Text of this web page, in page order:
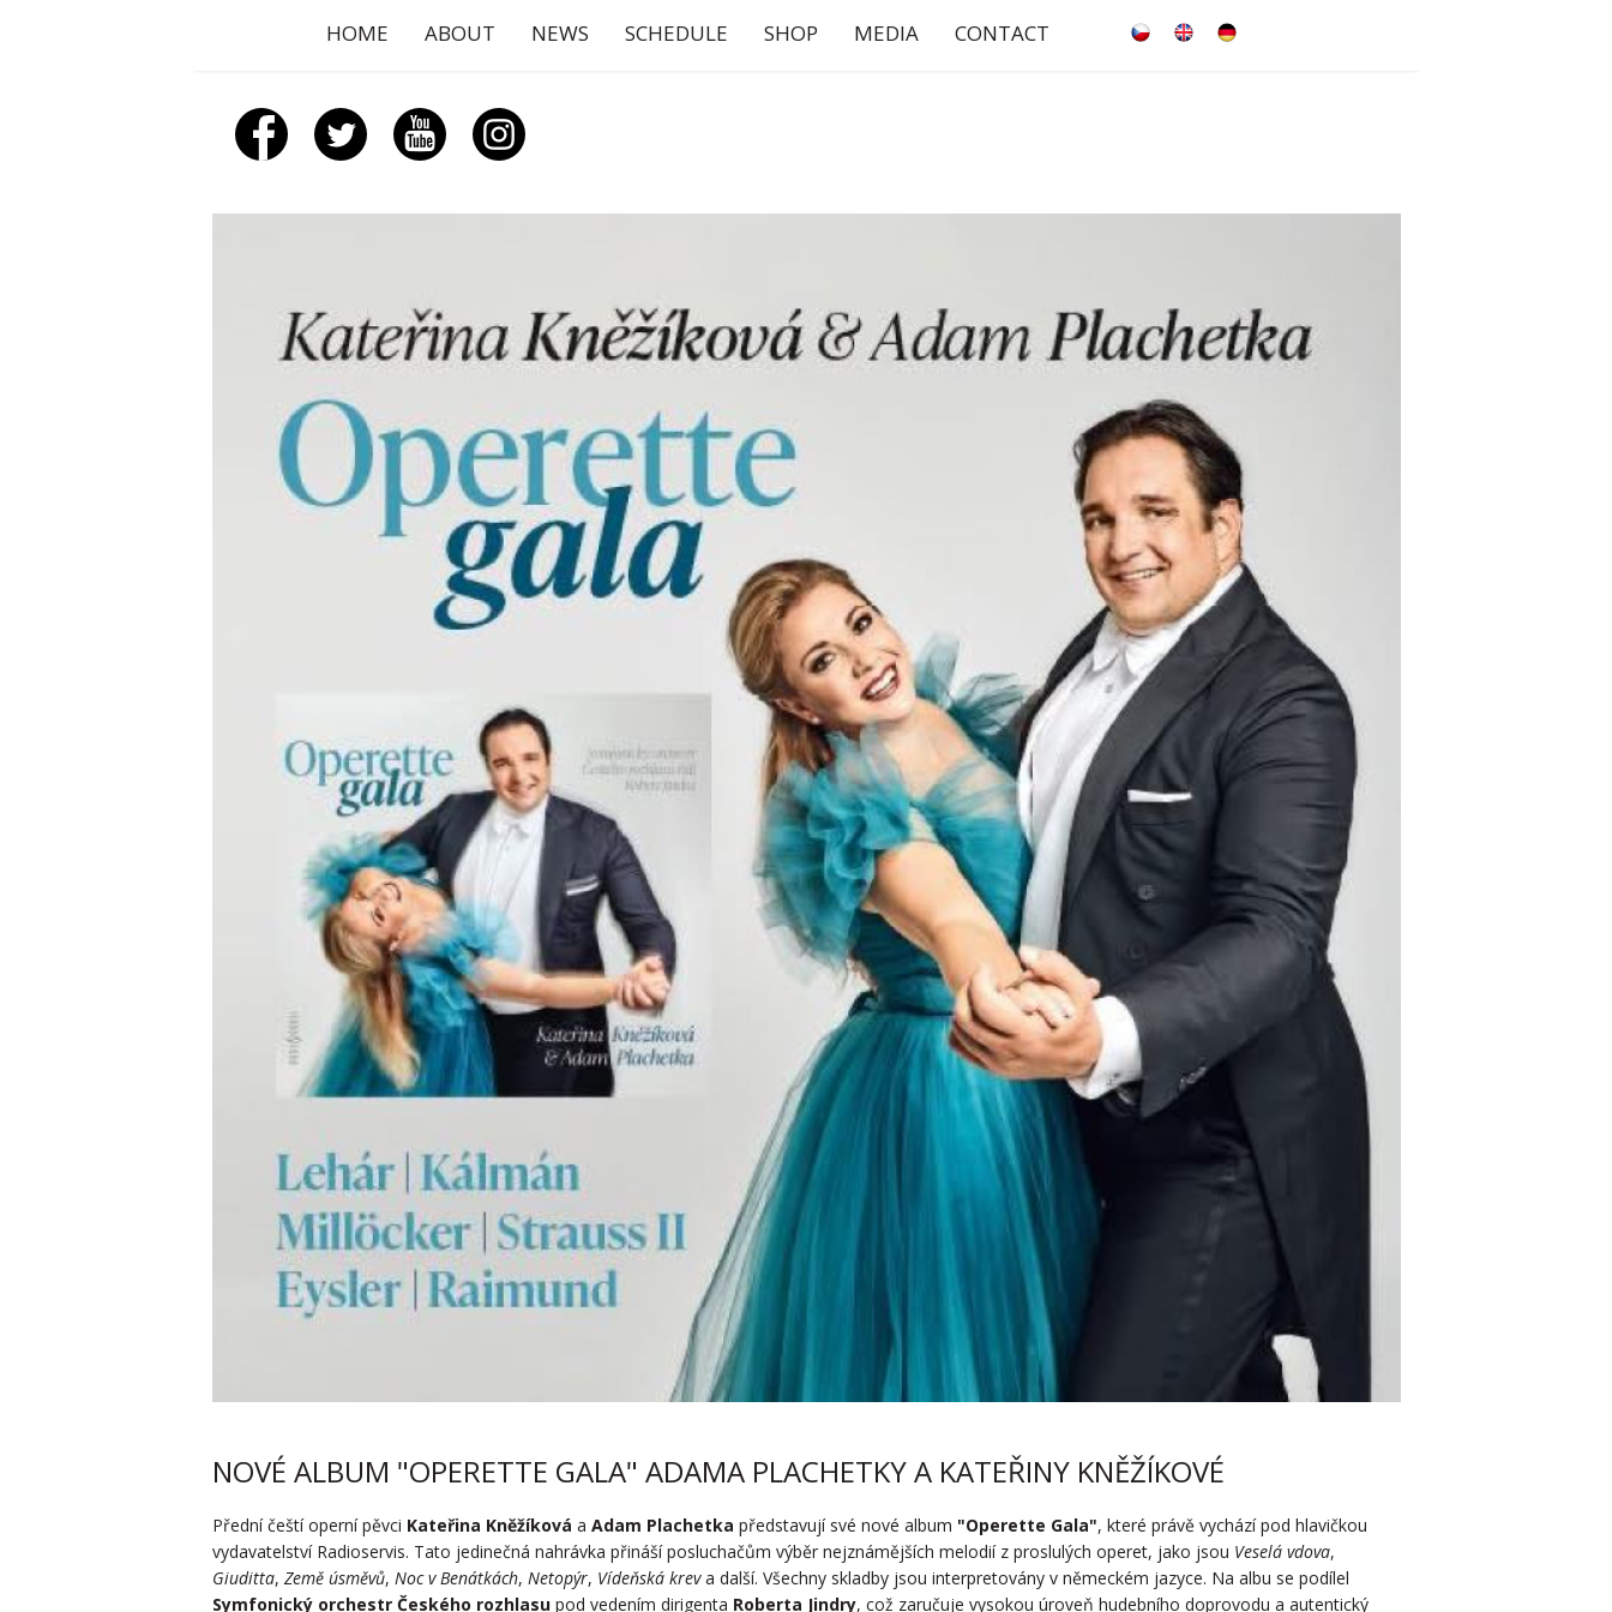
HOME ABOUT NEWS SCHEDULE SHOP MEDIA CONTACT česky english
NOVÉ ALBUM "OPERETTE GALA" ADAMA PLACHETKY A KATEŘINY KNĚŽÍKOVÉ
Přední čeští operní pěvci Kateřina Kněžíková a Adam Plachetka představují své nové album "Operette Gala", které právě vychází pod hlavičkou
vydavatelství Radioservis. Tato jedinečná nahrávka přináší posluchačům výběr nejznámějších melodií z proslulých operet, jako jsou Veselá vdova,
Giuditta, Země úsměvů, Noc v Benátkách, Netopýr, Vídeňská kreva další. Všechny skladby jsou interpretovány v německém jazyce. Na albu se podílel
Symfonický orchestr Českého rozhlasupod vedením dirigenta Roberta Jindry, což zaručuje vysokou úroveň hudebního doprovodu a autentický